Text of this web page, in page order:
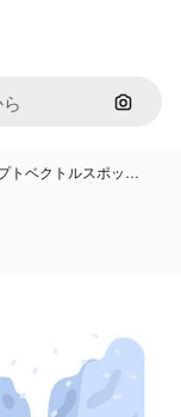
画像で
トベクトルスポッ…